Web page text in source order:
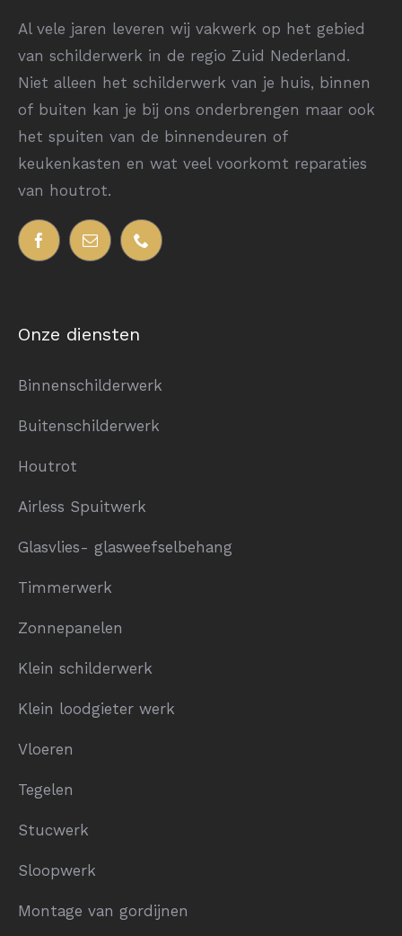
Al vele jaren leveren wij vakwerk op het gebied
van schilderwerk in de regio Zuid Nederland.
Niet alleen het schilderwerk van je huis, binnen
of buiten kan je bij ons onderbrengen maar ook
het spuiten van de binnendeuren of
keukenkasten en wat veel voorkomt reparaties
van houtrot.
Onze diensten
Binnenschilderwerk
Buitenschilderwerk
Houtrot
Airless Spuitwerk
Glasvlies- glasweefselbehang
Timmerwerk
Zonnepanelen
Klein schilderwerk
Klein loodgieter werk
Vloeren
Tegelen
Stucwerk
Sloopwerk
Montage van gordijnen